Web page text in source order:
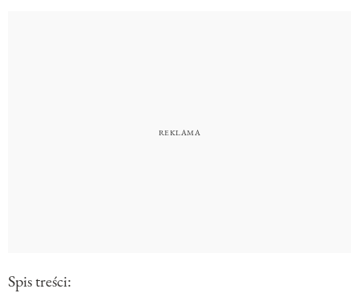
Spis treści: